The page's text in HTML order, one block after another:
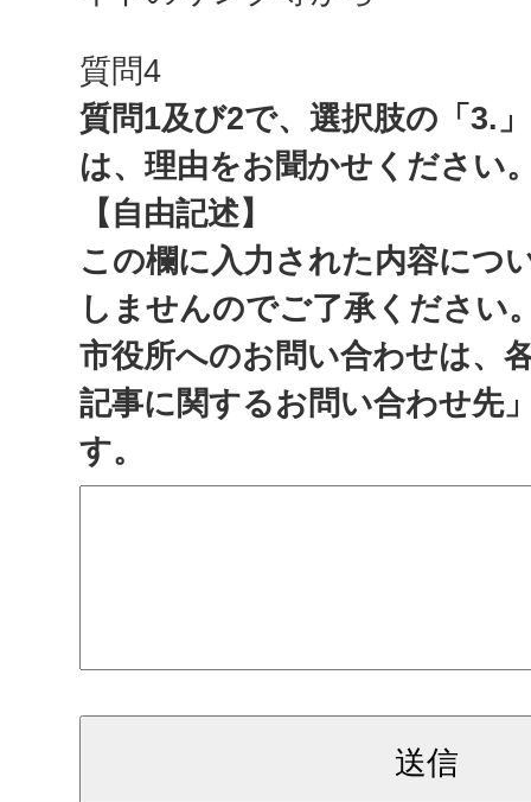
質問4
質問1及び2で、選択肢の「3.
は、理由をお聞かせください
【自由記述】
この欄に入力された内容につ
しませんのでご了承ください
市役所へのお問い合わせは、
記事に関するお問い合わせ先
す。